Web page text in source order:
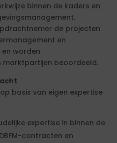
binnen de kaders en
de projecten
en
worden
beoordeeld.
basis van eigen expertise
expertise in binnen de
contracten en